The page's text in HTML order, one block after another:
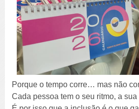
Porque o tempo corre… mas não
Cada pessoa tem o seu ritmo, a